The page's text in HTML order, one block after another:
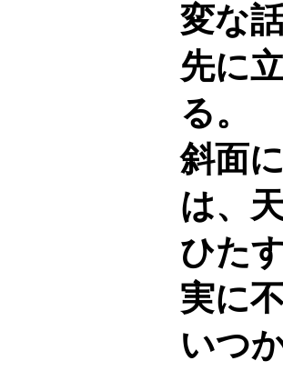
変な
先に
る。
斜面
は、
ひた
実に
いつ